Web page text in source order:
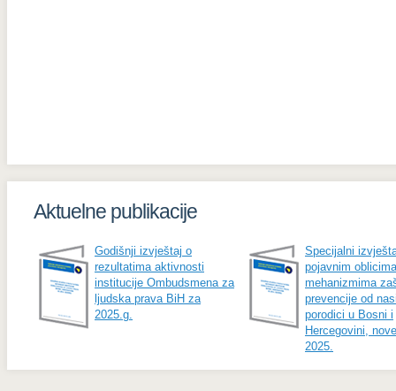
Aktuelne publikacije
Godišnji izvještaj o
rezultatima aktivnosti
institucije Ombudsmena za
ljudska prava BiH za
2025.g.
Specijalni
pojavnim
mehanizmima
prevencije od
porodici u Bosni i
Hercegovini,
2025.